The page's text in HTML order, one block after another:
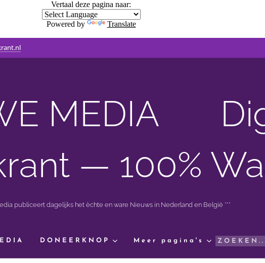
Vertaal deze pagina naar:
Powered by Translate
MEDIA 🟣
— 100%
publiceert dagelijks het èchte en ware Nieuws in Nederland en België ***
DONEERKNOP Meer pagina's